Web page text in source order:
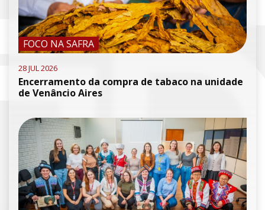
FOCO NA SAFRA
28 JUL 2026
Encerramento da compra de tabaco na unidade
de Venâncio Aires